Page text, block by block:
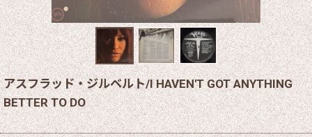
アスフラッド・ジルベルト/I HAVEN'T GOT ANYTHING
BETTER TO DO